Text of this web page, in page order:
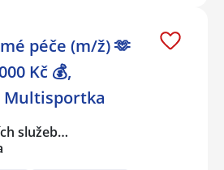
péče (m/ž) 🫶
Kč 💰,
služeb…